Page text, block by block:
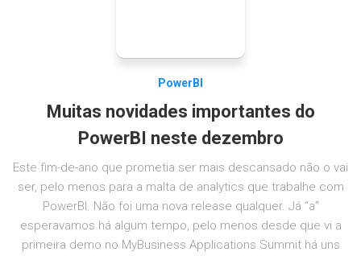
PowerBI
Muitas novidades importantes do
PowerBI neste dezembro
Este fim-de-ano que prometia ser mais descansado não o vai
ser, pelo menos para a malta de analytics que trabalhe com
PowerBI. Não foi uma nova release qualquer. Já “a”
esperavamos há algum tempo, pelo menos desde que vi a
primeira demo no MyBusiness Applications Summit há uns